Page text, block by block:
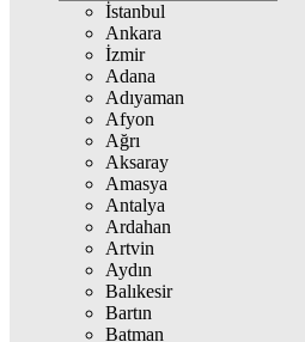
İstanbul
Ankara
İzmir
Adana
Adıyaman
Afyon
Ağrı
Aksaray
Amasya
Antalya
Ardahan
Artvin
Aydın
Balıkesir
Bartın
Batman